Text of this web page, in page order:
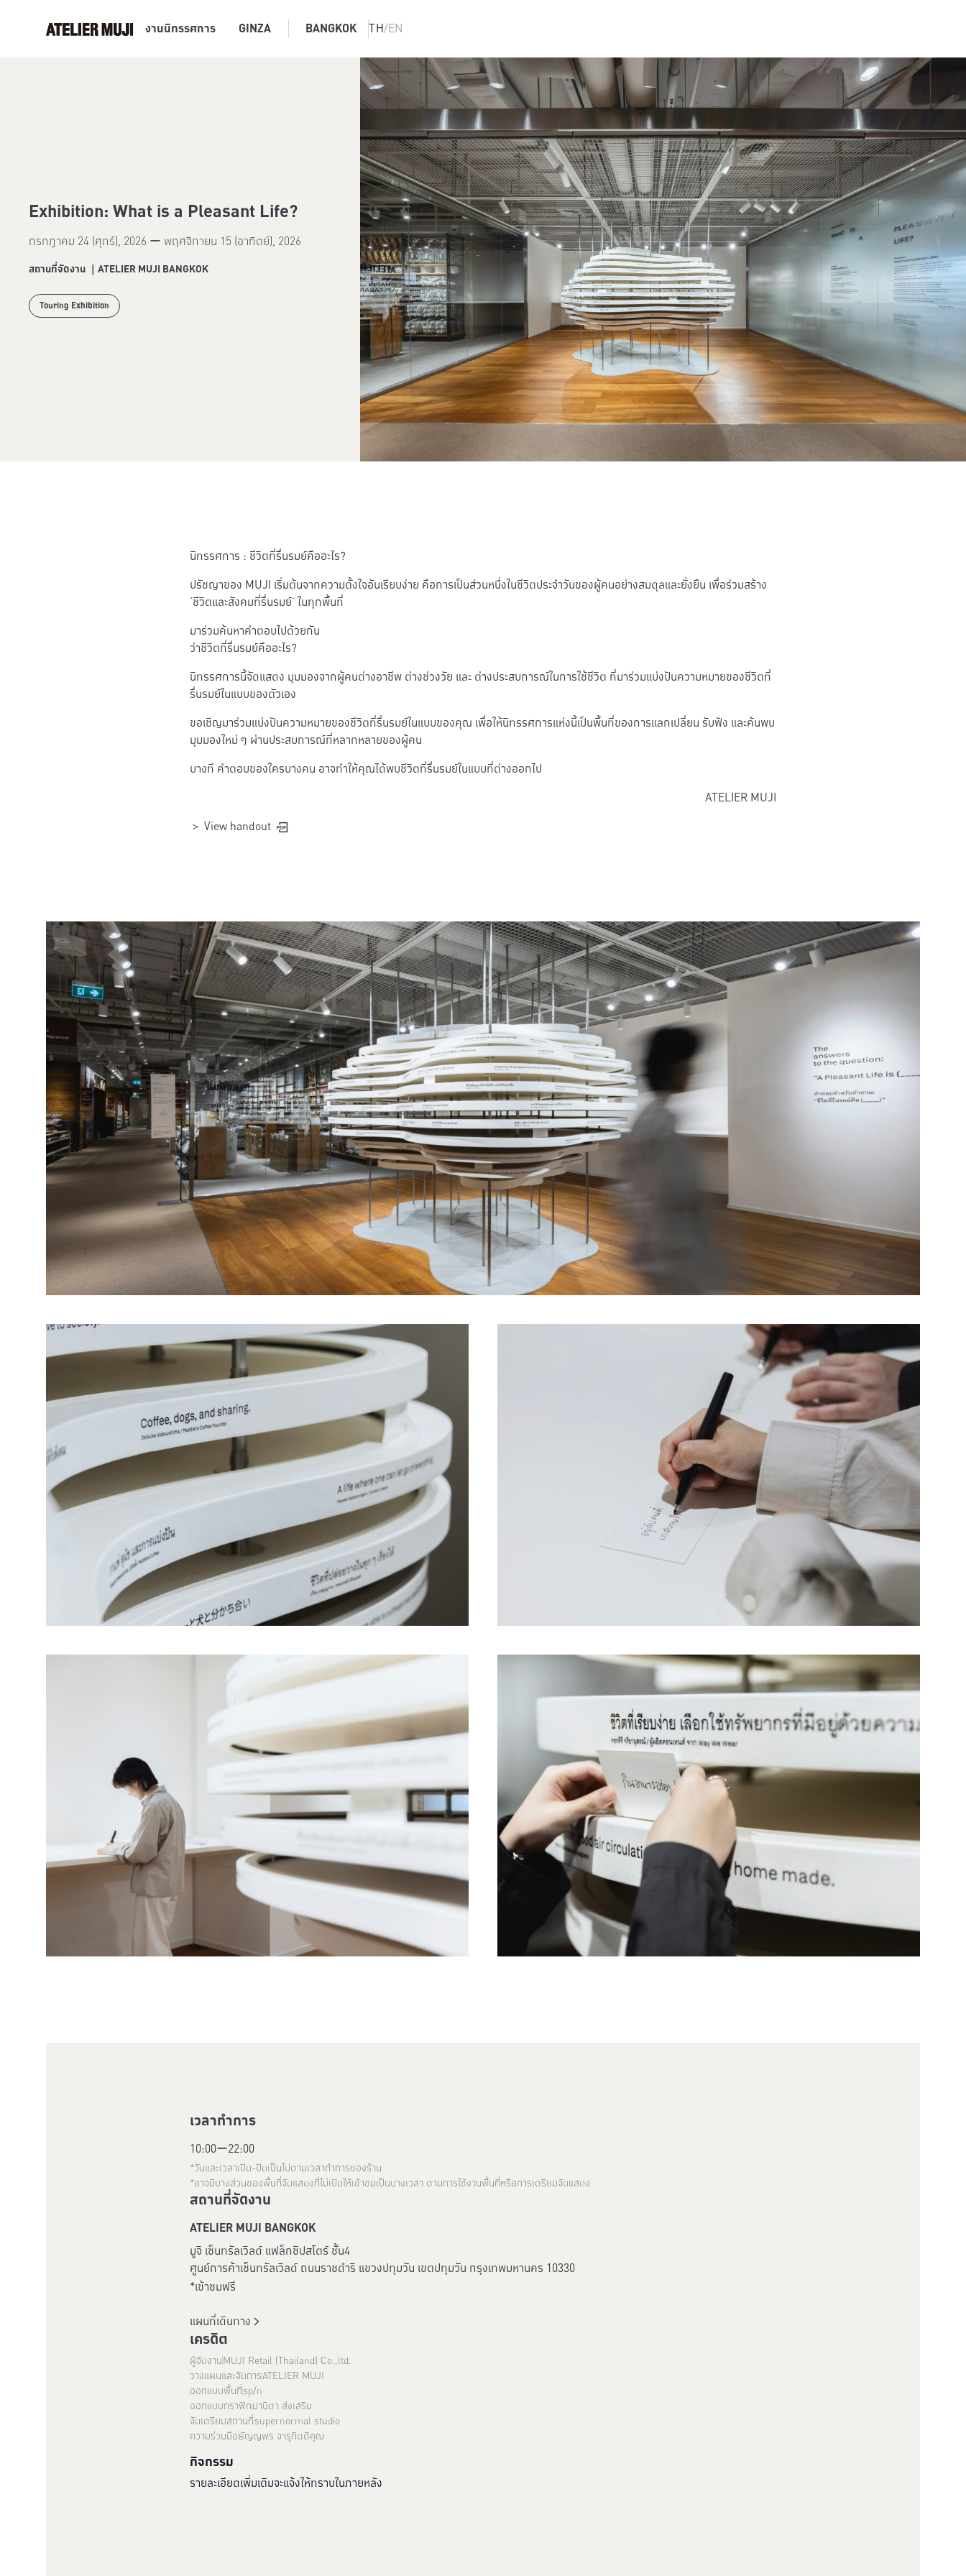
งานนิทรรศการ GINZA BANGKOK TH/EN
Exhibition: What is a Pleasant Life?
กรกฎาคม 24 (ศุกร์), 2026 ー พฤศจิกายน 15 (อาทิตย์), 2026
สถานที่จัดงาน ｜ ATELIER MUJI BANGKOK
Touring Exhibition
นิทรรศการ : ชีวิตที่รื่นรมย์คืออะไร?
ปรัชญาของ MUJI เริ่มต้นจากความตั้งใจอันเรียบง่าย คือการเป็นส่วนหนึ่งในชีวิตประจำวันของผู้คนอย่างสมดุลและยั่งยืน เพื่อร่วมสร้าง
‘ชีวิตและสังคมที่รื่นรมย์’ ในทุกพื้นที่
มาร่วมค้นหาคำตอบไปด้วยกัน
ว่าชีวิตที่รื่นรมย์คืออะไร?
นิทรรศการนี้จัดแสดง มุมมองจากผู้คนต่างอาชีพ ต่างช่วงวัย และ ต่างประสบการณ์ในการใช้ชีวิต ที่มาร่วมแบ่งปันความหมายของชีวิตที่
รื่นรมย์ในแบบของตัวเอง
ขอเชิญมาร่วมแบ่งปันความหมายของชีวิตที่รื่นรมย์ในแบบของคุณ เพื่อให้นิทรรศการแห่งนี้เป็นพื้นที่ของการแลกเปลี่ยน รับฟัง และค้นพบ
มุมมองใหม่ ๆ ผ่านประสบการณ์ที่หลากหลายของผู้คน
บางที คำตอบของใครบางคน อาจทำให้คุณได้พบชีวิตที่รื่นรมย์ในแบบที่ต่างออกไป
ATELIER MUJI
＞ View handout
เวลาทำการ
10:00ー22:00
*วันและเวลาเปิด-ปิดเป็นไปตามเวลาทำการของร้าน
*อาจมีบางส่วนของพื้นที่จัดแสดงที่ไม่เปิดให้เข้าชมเป็นบางเวลา ตามการใช้งานพื้นที่หรือการเตรียมจัดแสดง
สถานที่จัดงาน
ATELIER MUJI BANGKOK
มูจิ เซ็นทรัลเวิลด์ แฟล็กชิปสโตร์ ชั้น4
ศูนย์การค้าเซ็นทรัลเวิลด์ ถนนราชดำริ แขวงปทุมวัน เขตปทุมวัน กรุงเทพมหานคร 10330
*เข้าชมฟรี
แผนที่เดินทาง
เครดิต
ผู้จัดงานMUJI Retail (Thailand) Co.,ltd.
วางแผนและจัดการATELIER MUJI
ออกแบบพื้นที่sp/n
ออกแบบกราฟิกมานิตา ส่งเสริม
จัดเตรียมสถานที่supernormal studio
ความร่วมมือธัญญพร จารุกิตติคุณ
กิจกรรม
รายละเอียดเพิ่มเติมจะแจ้งให้ทราบในภายหลัง